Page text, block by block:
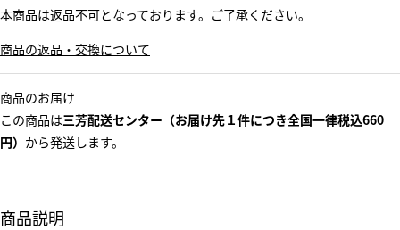
本商品は返品不可となっております。ご了承ください。
商品の返品・交換について
商品のお届け
この商品は三芳配送センター（お届け先１件につき全国一律税込660
円） から発送します。
商品説明